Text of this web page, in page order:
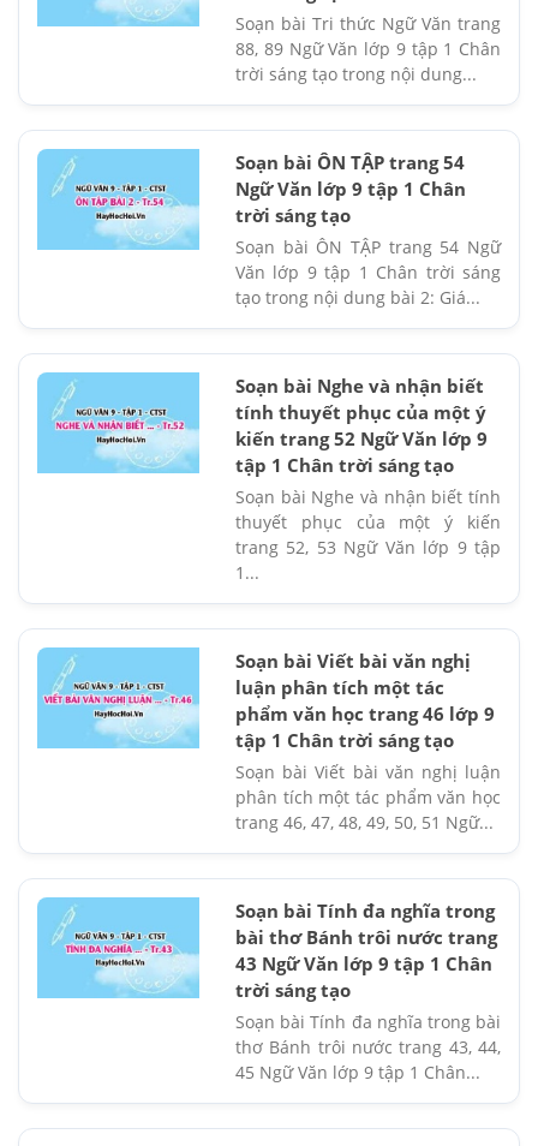
Soạn bài Tri thức Ngữ Văn trang
88, 89 Ngữ Văn lớp 9 tập 1 Chân
trời sáng tạo trong nội dung...
Soạn bài ÔN TẬP trang 54
Ngữ Văn lớp 9 tập 1 Chân
trời sáng tạo
Soạn bài ÔN TẬP trang 54 Ngữ
Văn lớp 9 tập 1 Chân trời sáng
tạo trong nội dung bài 2: Giá...
Soạn bài Nghe và nhận biết
tính thuyết phục của một ý
kiến trang 52 Ngữ Văn lớp 9
tập 1 Chân trời sáng tạo
Soạn bài Nghe và nhận biết tính
thuyết phục của một ý kiến
trang 52, 53 Ngữ Văn lớp 9 tập
1...
Soạn bài Viết bài văn nghị
luận phân tích một tác
phẩm văn học trang 46 lớp 9
tập 1 Chân trời sáng tạo
Soạn bài Viết bài văn nghị luận
phân tích một tác phẩm văn học
trang 46, 47, 48, 49, 50, 51 Ngữ...
Soạn bài Tính đa nghĩa trong
bài thơ Bánh trôi nước trang
43 Ngữ Văn lớp 9 tập 1 Chân
trời sáng tạo
Soạn bài Tính đa nghĩa trong bài
thơ Bánh trôi nước trang 43, 44,
45 Ngữ Văn lớp 9 tập 1 Chân...